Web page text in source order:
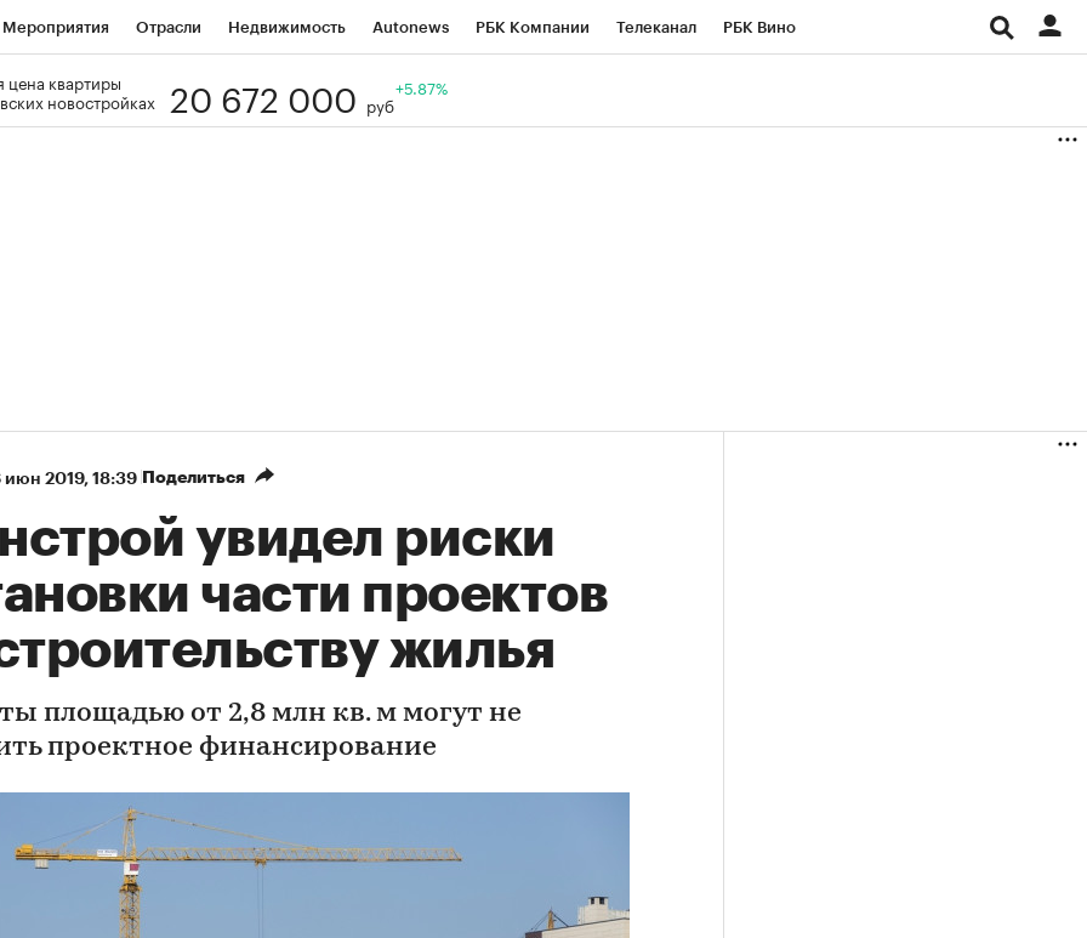
Мероприятия Отрасли Недвижимость Autonews РБК Компании Телеканал РБК Вино
Визионеры
цена квартиры
новостройках
20 672 000 руб
+5.87%
июн 2019, 18:39 Поделиться
увидел риски
части проектов
жилья
площадью от 2,8 млн кв. м могут не
проектное финансирование